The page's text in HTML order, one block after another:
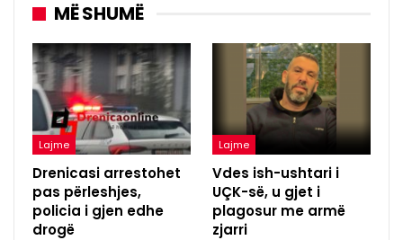
MË SHUMË
Lajme
Drenicasi arrestohet
pas përleshjes,
policia i gjen edhe
drogë
Lajme
Vdes ish-ushtari i
UÇK-së, u gjet i
plagosur me armë
zjarri